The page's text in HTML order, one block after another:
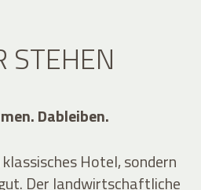
STEHEN
Dableiben.
Hotel, sondern
Der landwirtschaftliche